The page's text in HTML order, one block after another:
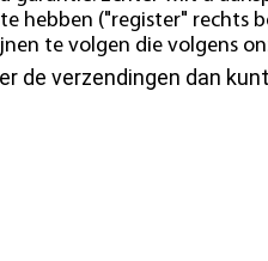
hebben ("register" rechts
te volgen die volgens
de verzendingen dan